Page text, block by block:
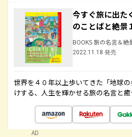
今すぐ旅に出た
のことばと絶景
BOOKS 旅の名言＆絶
2022.11.18 発売
世界を４０年以上歩いてきた「地球
けする、人生を輝かせる旅の名言と
AD